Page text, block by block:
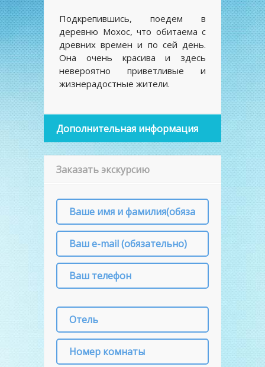
Подкрепившись, поедем в
деревню Мохос, что обитаема с
древних времен и по сей день.
Она очень красива и здесь
невероятно приветливые и
жизнерадостные жители.
Дополнительная информация
Заказать экскурсию